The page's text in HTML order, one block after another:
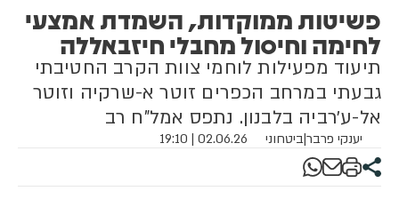
פשיטות ממוקדות, השמדת אמצעי
לחימה וחיסול מחבלי חיזבאללה
תיעוד מפעילות לוחמי צוות הקרב החטיבתי
גבעתי במרחב הכפרים זוטר א-שרקיה וזוטר
אל-ע׳רביה בלבנון. נתפס אמל"ח רב
יענקי פרבר|ביטחוני 02.06.26 | 19:10